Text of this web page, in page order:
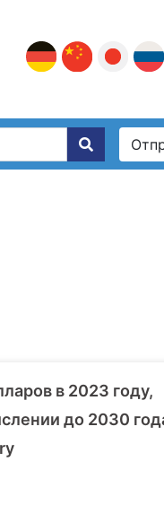
в 2023 году,
до 2030